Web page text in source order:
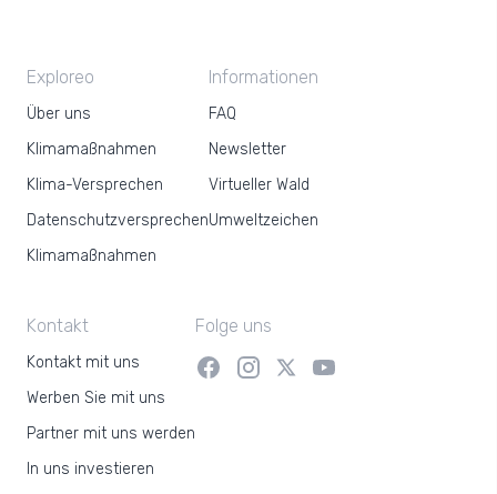
Exploreo
Über uns
Klimamaßnahmen
Klima-Versprechen
Datenschutzversprechen
Klimamaßnahmen
Informationen
FAQ
Newsletter
Virtueller Wald
Umweltzeichen
Kontakt
Kontakt mit uns
Werben Sie mit uns
Partner mit uns werden
In uns investieren
Folge uns